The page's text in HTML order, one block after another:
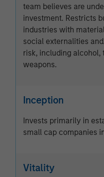
team believes are
investment. Restricts
industries with
social externalities
risk, including alcohol,
weapons.
Inception
Invests primarily in
small cap companies
Vitality